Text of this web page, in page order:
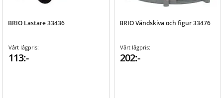
BRIO Lastare 33436
Vårt lågpris:
113:-
BRIO Vändskiva och figur 33476
Vårt lågpris:
202:-